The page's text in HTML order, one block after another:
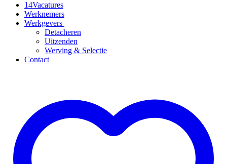
14Vacatures
Werknemers
Werkgevers
Detacheren
Uitzenden
Werving & Selectie
Contact